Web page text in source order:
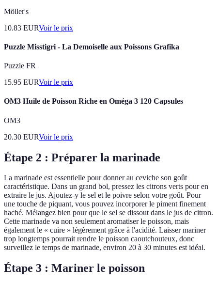
Möller's
10.83 EURVoir le prix
Puzzle Misstigri - La Demoiselle aux Poissons Grafika
Puzzle FR
15.95 EURVoir le prix
OM3 Huile de Poisson Riche en Oméga 3 120 Capsules
OM3
20.30 EURVoir le prix
Étape 2 : Préparer la marinade
La marinade est essentielle pour donner au ceviche son goût
caractéristique. Dans un grand bol, pressez les citrons verts pour en
extraire le jus. Ajoutez-y le sel et le poivre selon votre goût. Pour
une touche de piquant, vous pouvez incorporer le piment finement
haché. Mélangez bien pour que le sel se dissout dans le jus de citron.
Cette marinade va non seulement aromatiser le poisson, mais
également le « cuire » légèrement grâce à l'acidité. Laisser mariner
trop longtemps pourrait rendre le poisson caoutchouteux, donc
surveillez le temps de marinade, environ 20 à 30 minutes est idéal.
Étape 3 : Mariner le poisson